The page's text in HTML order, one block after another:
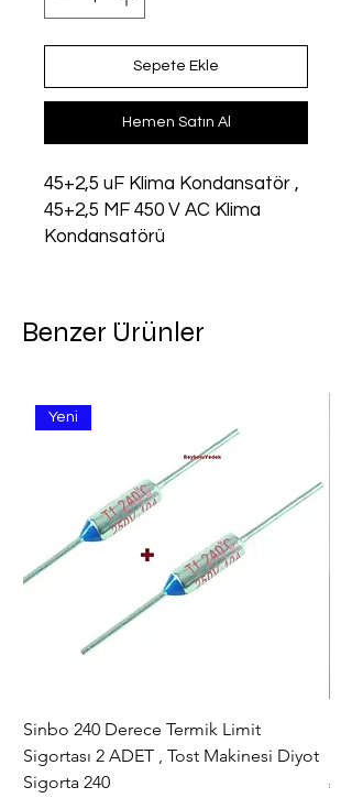
Sepete Ekle
Hemen Satın Al
45+2,5 uF Klima Kondansatör ,
45+2,5 MF 450 V AC Klima
Kondansatörü
Benzer Ürünler
Yeni
Sinbo 240 Derece Termik Limit
Sigortası 2 ADET , Tost Makinesi Diyot
Sigorta 240